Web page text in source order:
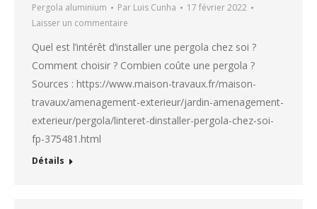
Pergola aluminium Par Luis Cunha
17 février 2022
Laisser un commentaire
Quel est l’intérêt d’installer une pergola chez soi ?
Comment choisir ? Combien coûte une pergola ?
Sources : https://www.maison-travaux.fr/maison-
travaux/amenagement-exterieur/jardin-amenagement-
exterieur/pergola/linteret-dinstaller-pergola-chez-soi-
fp-375481.html
Détails